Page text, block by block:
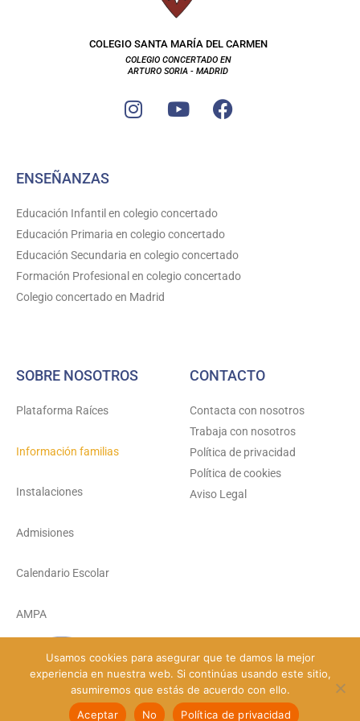
COLEGIO SANTA MARÍA DEL CARMEN
COLEGIO CONCERTADO EN
ARTURO SORIA - MADRID
I
n
g
r
a
m
Y
o
e
F
a
k
ENSEÑANZAS
Educación Infantil en colegio concertado
Educación Primaria en colegio concertado
Educación Secundaria en colegio concertado
Formación Profesional en colegio concertado
Colegio concertado en Madrid
SOBRE NOSOTROS
Plataforma Raíces
Información familias
Instalaciones
Admisiones
Calendario Escolar
AMPA
CONTACTO
Contacta con nosotros
Trabaja con nosotros
Política de privacidad
Política de cookies
Aviso Legal
© Colegio Santa María del Carmen 2026 - Todos los derechos reservados
Usamos cookies para asegurar que te damos la mejor
experiencia en nuestra web. Si continúas usando este sitio,
asumiremos que estás de acuerdo con ello.
Aceptar
No Política de privacidad